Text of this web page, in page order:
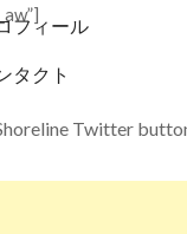
フィール
タクト